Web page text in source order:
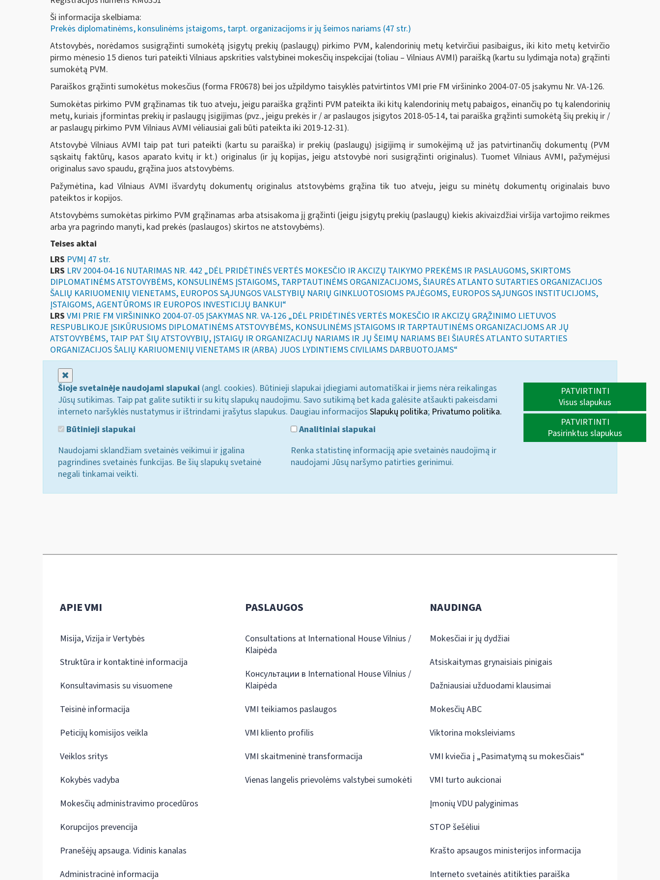
Ši informacija skelbiama:
Prekės diplomatinėms, konsulinėms įstaigoms, tarpt. organizacijoms ir jų šeimos nariams (47 str.)
Atstovybės, norėdamos susigrąžinti sumokėtą įsigytų prekių (paslaugų) pirkimo PVM, kalendorinių metų ketvirčiui pasibaigus, iki kito metų ketvirčio
pirmo mėnesio 15 dienos turi pateikti Vilniaus apskrities valstybinei mokesčių inspekcijai (toliau – Vilniaus AVMI) paraišką (kartu su lydimąja nota) grąžinti
sumokėtą PVM.
Paraiškos grąžinti sumokėtus mokesčius (forma FR0678) bei jos užpildymo taisyklės patvirtintos VMI prie FM viršininko 2004-07-05 įsakymu Nr. VA-126.
Sumokėtas pirkimo PVM grąžinamas tik tuo atveju, jeigu paraiška grąžinti PVM pateikta iki kitų kalendorinių metų pabaigos, einančių po tų kalendorinių
metų, kuriais įformintas prekių ir paslaugų įsigijimas (pvz., jeigu prekės ir / ar paslaugos įsigytos 2018-05-14, tai paraiška grąžinti sumokėtą šių prekių ir /
ar paslaugų pirkimo PVM Vilniaus AVMI vėliausiai gali būti pateikta iki 2019-12-31).
Atstovybė Vilniaus AVMI taip pat turi pateikti (kartu su paraiška) ir prekių (paslaugų) įsigijimą ir sumokėjimą už jas patvirtinančių dokumentų (PVM
sąskaitų faktūrų, kasos aparato kvitų ir kt.) originalus (ir jų kopijas, jeigu atstovybė nori susigrąžinti originalus). Tuomet Vilniaus AVMI, pažymėjusi
originalus savo spaudu, grąžina juos atstovybėms.
Pažymėtina, kad Vilniaus AVMI išvardytų dokumentų originalus atstovybėms grąžina tik tuo atveju, jeigu su minėtų dokumentų originalais buvo
pateiktos ir kopijos.
Atstovybėms sumokėtas pirkimo PVM grąžinamas arba atsisakoma jį grąžinti (jeigu įsigytų prekių (paslaugų) kiekis akivaizdžiai viršija vartojimo reikmes
arba yra pagrindo manyti, kad prekės (paslaugos) skirtos ne atstovybėms).
Teises aktai
LRS PVMĮ 47 str.
LRS LRV 2004-04-16 NUTARIMAS NR. 442 „DĖL PRIDĖTINĖS VERTĖS MOKESČIO IR AKCIZŲ TAIKYMO PREKĖMS IR PASLAUGOMS, SKIRTOMS
DIPLOMATINĖMS ATSTOVYBĖMS, KONSULINĖMS ĮSTAIGOMS, TARPTAUTINĖMS ORGANIZACIJOMS, ŠIAURĖS ATLANTO SUTARTIES ORGANIZACIJOS
ŠALIŲ KARIUOMENIŲ VIENETAMS, EUROPOS SĄJUNGOS VALSTYBIŲ NARIŲ GINKLUOTOSIOMS PAJĖGOMS, EUROPOS SĄJUNGOS INSTITUCIJOMS,
ĮSTAIGOMS, AGENTŪROMS IR EUROPOS INVESTICIJŲ BANKUI“
LRS VMI PRIE FM VIRŠININKO 2004-07-05 ĮSAKYMAS NR. VA-126 „DĖL PRIDĖTINĖS VERTĖS MOKESČIO IR AKCIZŲ GRĄŽINIMO LIETUVOS
RESPUBLIKOJE ĮSIKŪRUSIOMS DIPLOMATINĖMS ATSTOVYBĖMS, KONSULINĖMS ĮSTAIGOMS IR TARPTAUTINĖMS ORGANIZACIJOMS AR JŲ
ATSTOVYBĖMS, TAIP PAT ŠIŲ ATSTOVYBIŲ, ĮSTAIGŲ IR ORGANIZACIJŲ NARIAMS IR JŲ ŠEIMŲ NARIAMS BEI ŠIAURĖS ATLANTO SUTARTIES
ORGANIZACIJOS ŠALIŲ KARIUOMENIŲ VIENETAMS IR (ARBA) JUOS LYDINTIEMS CIVILIAMS DARBUOTOJAMS“
Šioje svetainėje naudojami slapukai (angl. cookies). Būtinieji slapukai įdiegiami automatiškai ir jiems nėra reikalingas
Jūsų sutikimas. Taip pat galite sutikti ir su kitų slapukų naudojimu. Savo sutikimą bet kada galėsite atšaukti pakeisdami
interneto naršyklės nustatymus ir ištrindami įrašytus slapukus. Daugiau informacijos Slapukų politika; Privatumo politika.
Būtinieji slapukai
Naudojami sklandžiam svetainės veikimui ir įgalina
pagrindines svetainės funkcijas. Be šių slapukų svetainė
negali tinkamai veikti.
Analitiniai slapukai
Renka statistinę informaciją apie svetainės naudojimą ir
naudojami Jūsų naršymo patirties gerinimui.
PATVIRTINTI
Visus slapukus
PATVIRTINTI
Pasirinktus slapukus
APIE VMI
Misija, Vizija ir Vertybės
Struktūra ir kontaktinė informacija
Konsultavimasis su visuomene
Teisinė informacija
Peticijų komisijos veikla
Veiklos sritys
Kokybės vadyba
Mokesčių administravimo procedūros
Korupcijos prevencija
Pranešėjų apsauga. Vidinis kanalas
Administracinė informacija
PASLAUGOS
Consultations at International House Vilnius /
Klaipėda
Консультации в International House Vilnius /
Klaipėda
VMI teikiamos paslaugos
VMI kliento profilis
VMI skaitmeninė transformacija
Vienas langelis prievolėms valstybei sumokėti
NAUDINGA
Mokesčiai ir jų dydžiai
Atsiskaitymas grynaisiais pinigais
Dažniausiai užduodami klausimai
Mokesčių ABC
Viktorina moksleiviams
VMI kviečia į „Pasimatymą su mokesčiais“
VMI turto aukcionai
Įmonių VDU palyginimas
STOP šešėliui
Krašto apsaugos ministerijos informacija
Interneto svetainės atitikties paraiška